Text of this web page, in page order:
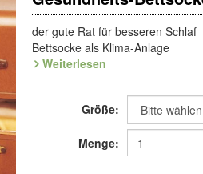
der gute Rat für besseren Schlaf
Bettsocke als Klima-Anlage
Schlafbeschwerden wegen
Sie die "Klima-Anlage" aus
mehr darauf verzichten. Die
federleicht, saugfähig und
als Geschenk und als Reise-
und 30% Seide.
Weiterlesen
Größe:
Menge: